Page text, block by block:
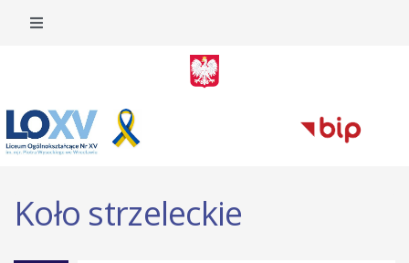
Koło strzeleckie